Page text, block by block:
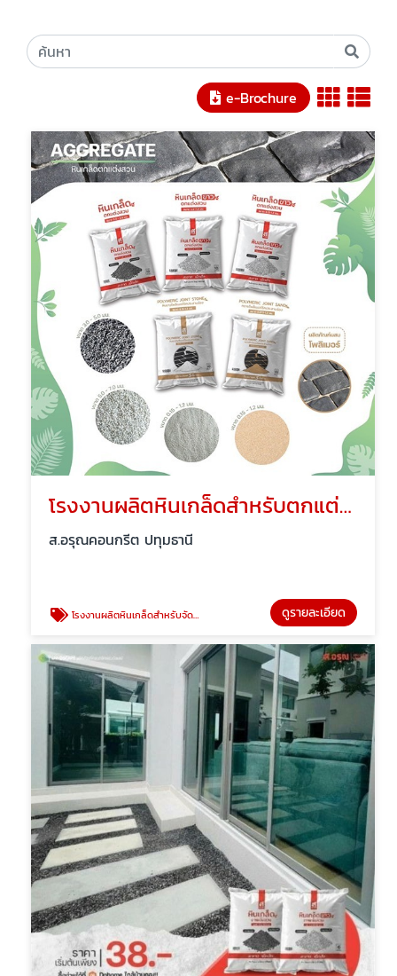
e-Brochure
โรงงานผลิตหินเกล็ดสำหรับตกแต่งสวนราคาถูก
ส.อรุณคอนกรีต ปทุมธานี
โรงงานผลิตหินเกล็ดสำหรับจัดสวน ดูรายละเอียด